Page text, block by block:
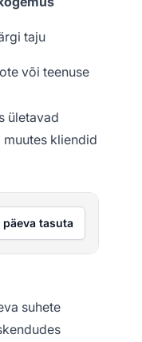
taju
või teenuse
ületavad
kliendid
päeva tasuta
suhete